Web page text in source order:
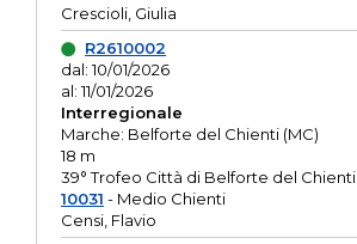
Crescioli, Giulia
R2610002
dal: 10/01/2026
al: 11/01/2026
Interregionale
Marche: Belforte del Chienti (MC)
18 m
39° Trofeo Città di Belforte del Chienti.
10031 - Medio Chienti
Censi, Flavio